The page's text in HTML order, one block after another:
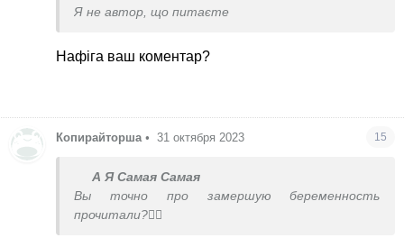
Я не автор, що питаєте
Нафіга ваш коментар?
Копирайторша • 31 октября 2023 15
А Я Самая Самая
Вы точно про замершую беременность
прочитали?🤦‍♀️